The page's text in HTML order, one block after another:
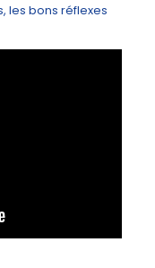
les bons réflexes